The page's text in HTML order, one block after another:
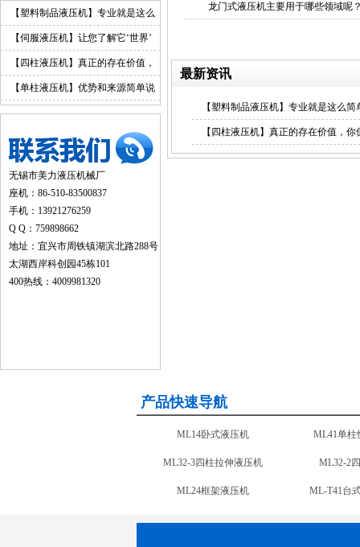
【塑料制品液压机】专业就是这么
简单【伺服液压机】让您了解它‘世界’
【四柱液压机】真正的存在价值，
你值得拥有
【单柱液压机】优势和来源简单说
明
无锡市美力液压机械厂
座机：86-510-83500837
手机：13921276259
Q Q：759898662
地址：宜兴市周铁镇湖滨北路288号
太湖西岸科创园45栋101
400热线：4009981320
龙门式液压机主要用于哪些领域呢
最新资讯
【塑料制品液压机】专业就是这么简
【四柱液压机】真正的存在价值，你
产品快速导航
ML14卧式液压机
ML32-3四柱拉伸液压机 ML32-2
ML24框架液压机 ML-T41台
ML-CNC2电液伺服液压机 ML-CNC1电